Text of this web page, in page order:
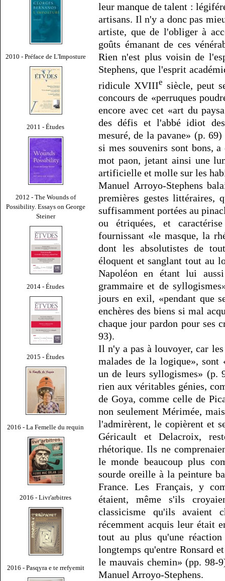
2010 - Préface de L'Imposture
2011 - Études
2012 - The Wounds of
Possibility. Essays on George
Steiner
2014 - Études
2015 - Études
2016 - La Femelle du requin
2016 - Livr'arbitres
2016 - Pasqyra e te rrefyemit
leur manque de talent :
artisans. Il n'y a donc pas
artiste, que de l'obliger à
goûts émanant de ces
Rien n'est plus voisin de
Stephens, que l'esprit
ridicule XVIIIe siècle, peut
concours de «perruques
encore avec cet «art du
des défis et l'abbé idiot
mesuré, de la pavane» (p.
si mes souvenirs sont bons,
mot paon, jetant ainsi une
artificielle et molle sur les
Manuel Arroyo-Stephens
premières gestes littéraires,
suffisamment portées au
ou étriquées, et
fournissant «le masque, la
dont les absolutistes de
éloquent et sanglant tout au
Napoléon en étant lui
grammaire et de
jours en exil, «pendant que
enchères des biens si mal
chaque jour pardon pour ses
93).
Il n'y a pas à louvoyer, car
malades de la logique», sont
un de leurs syllogismes» (p.
rien aux véritables génies,
de Goya, comme celle de
non seulement Mérimée,
l'admirèrent, le copièrent et
Géricault et Delacroix,
rhétorique. Ils ne
le monde beaucoup plus
sourde oreille à la peinture
France. Les Français, y
étaient, même s'ils
classicisme qu'ils avaient
récemment acquis leur était
tout au plus qu'une
longtemps qu'entre Ronsard
le mauvais chemin» (pp. 98-
Manuel Arroyo-Stephens.